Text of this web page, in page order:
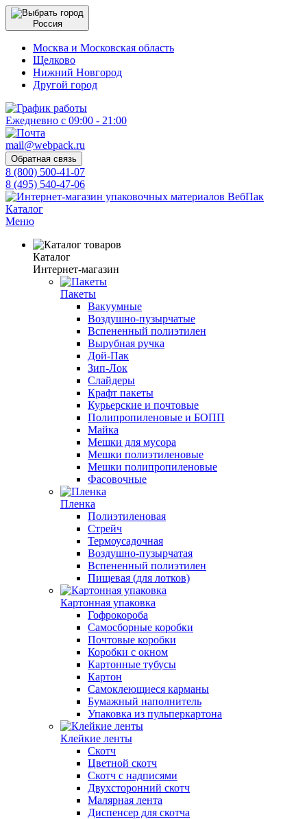
Россия
Москва и Московская область
Щелково
Нижний Новгород
Другой город
Ежедневно с 09:00 - 21:00
mail@webpack.ru
Обратная связь
8 (800) 500-41-07
8 (495) 540-47-06
Каталог
Меню
Каталог
Интернет-магазин
Пакеты
Вакуумные
Воздушно-пузырчатые
Вспененный полиэтилен
Вырубная ручка
Дой-Пак
Зип-Лок
Слайдеры
Крафт пакеты
Курьерские и почтовые
Полипропиленовые и БОПП
Майка
Мешки для мусора
Мешки полиэтиленовые
Мешки полипропиленовые
Фасовочные
Пленка
Полиэтиленовая
Стрейч
Термоусадочная
Воздушно-пузырчатая
Вспененный полиэтилен
Пищевая (для лотков)
Картонная упаковка
Гофрокороба
Самосборные коробки
Почтовые коробки
Коробки с окном
Картонные тубусы
Картон
Самоклеющиеся карманы
Бумажный наполнитель
Упаковка из пульперкартона
Клейкие ленты
Скотч
Цветной скотч
Скотч с надписями
Двухсторонний скотч
Малярная лента
Диспенсер для скотча